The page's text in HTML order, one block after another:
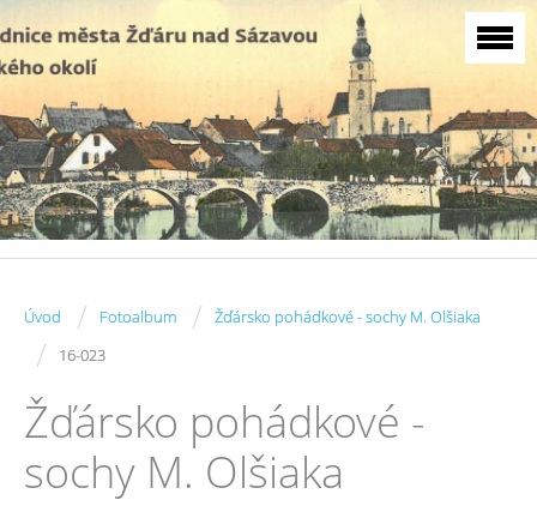
Úvod / Fotoalbum / Žďársko pohádkové - sochy M. Olšiaka
/ 16-023
Žďársko pohádkové -
sochy M. Olšiaka